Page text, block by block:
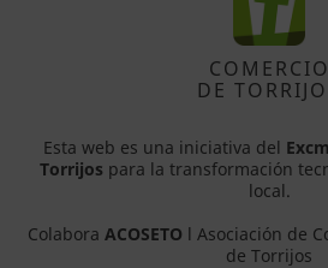
COMERCIO
DE
Esta web es una iniciativa del
Torrijos para la transformación
local.
Colabora ACOSETO l Asociación de
de Torrijos